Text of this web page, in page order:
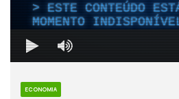
ESTE CONTEÚDO
MOMENTO
ECONOMIA